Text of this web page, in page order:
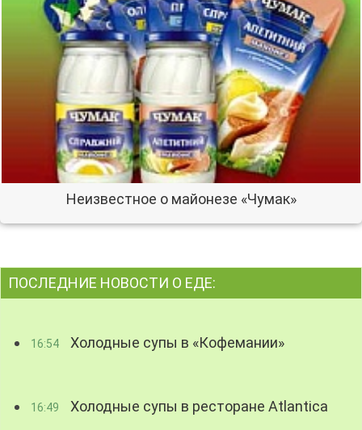
Неизвестное о майонезе «Чумак»
ПОСЛЕДНИЕ НОВОСТИ О ЕДЕ:
16:54 Холодные супы в «Кофемании»
16:49 Холодные супы в ресторане Atlantica